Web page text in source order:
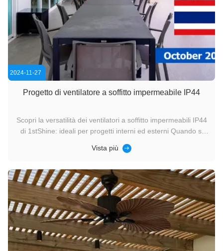
2024-11-27
Progetto di ventilatore a soffitto impermeabile IP44
Scopri la versatilità dei ventilatori a soffitto impermeabili IP44
di 1stShine: ideali per progetti interni ed esterni Quando si
un ventilatore di soffitto affidabile e durevole.Il ventilatore a
Vista più